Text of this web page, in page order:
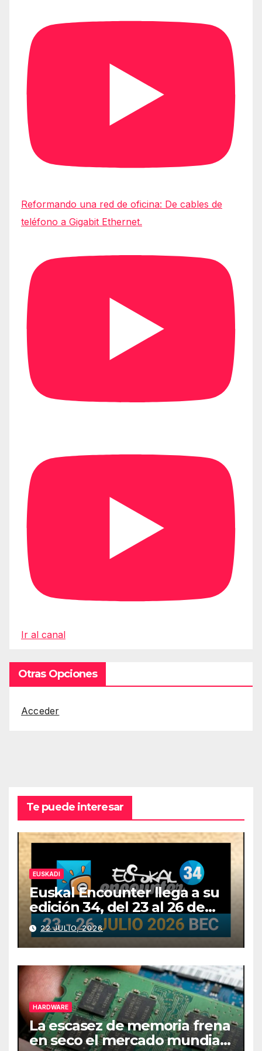
Reformando una red de oficina: De cables de
teléfono a Gigabit Ethernet.
Ir al canal
Otras Opciones
Acceder
Te puede interesar
EUSKADI
Euskal Encounter llega a su
edición 34, del 23 al 26 de
julio
22 JULIO, 2026
HARDWARE
La escasez de memoria frena
en seco el mercado mundial